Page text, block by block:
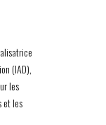
(IAD),
les
et les